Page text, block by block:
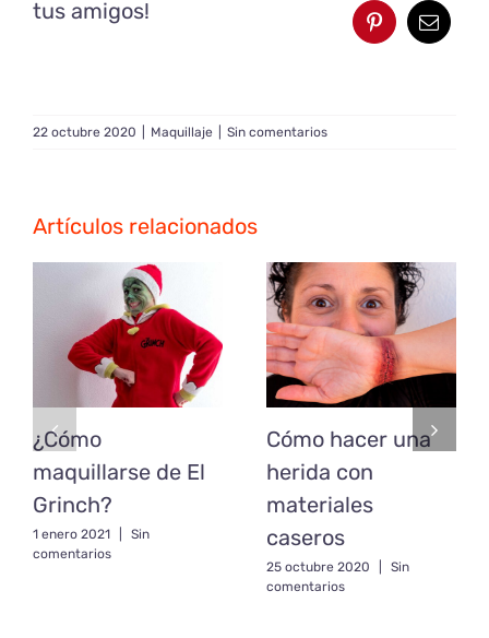
tus amigos!
22 octubre 2020 Maquillaje Sin comentarios
Artículos relacionados
¿Cómo
maquillarse de El
Grinch?
1 enero 2021
Sin
comentarios
Cómo hacer una
herida con
materiales
caseros
25 octubre 2020
Sin
comentarios